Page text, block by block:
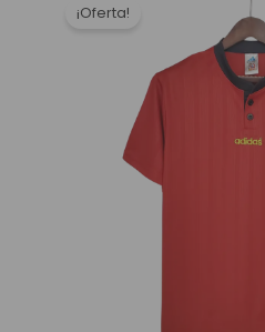
¡Oferta!